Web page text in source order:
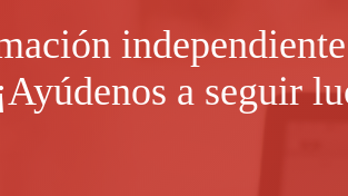
¡Ayúdenos a seguir